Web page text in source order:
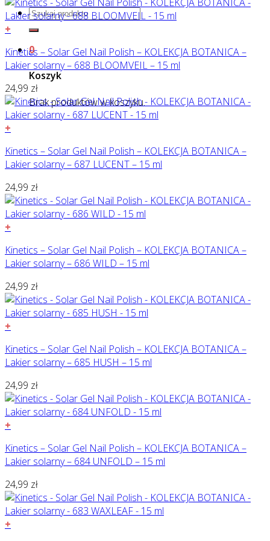
Szukaj:
0
Koszyk
Brak produktów w koszyku.
+
Kinetics – Solar Gel Nail Polish – KOLEKCJA BOTANICA –
Lakier solarny – 688 BLOOMVEIL – 15 ml
24,99 zł
+
Kinetics – Solar Gel Nail Polish – KOLEKCJA BOTANICA –
Lakier solarny – 687 LUCENT – 15 ml
24,99 zł
+
Kinetics – Solar Gel Nail Polish – KOLEKCJA BOTANICA –
Lakier solarny – 686 WILD – 15 ml
24,99 zł
+
Kinetics – Solar Gel Nail Polish – KOLEKCJA BOTANICA –
Lakier solarny – 685 HUSH – 15 ml
24,99 zł
+
Kinetics – Solar Gel Nail Polish – KOLEKCJA BOTANICA –
Lakier solarny – 684 UNFOLD – 15 ml
24,99 zł
+